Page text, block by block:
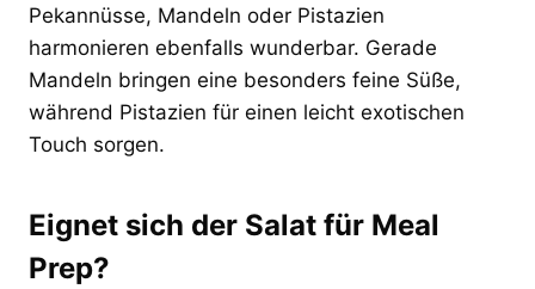
Pekannüsse, Mandeln oder Pistazien
harmonieren ebenfalls wunderbar. Gerade
Mandeln bringen eine besonders feine Süße,
während Pistazien für einen leicht exotischen
Touch sorgen.
Eignet sich der Salat für Meal
Prep?